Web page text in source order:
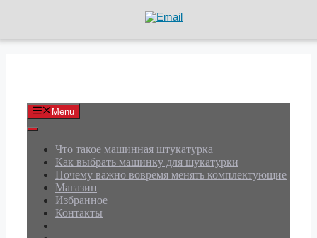
Menu
Что такое машинная штукатурка
Как выбрать машинку для шукатурки
Почему важно вовремя менять комплектующие
Магазин
Избранное
Контакты